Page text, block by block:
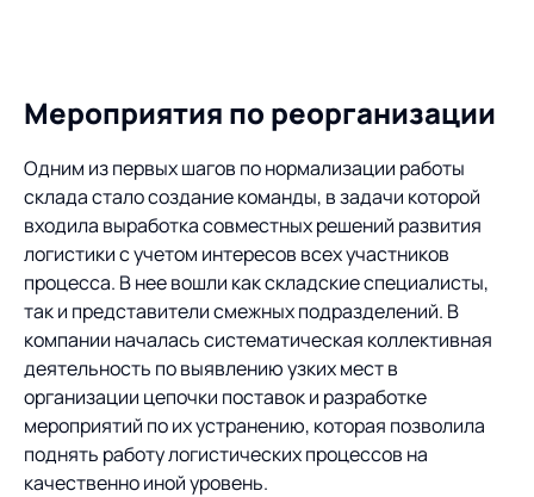
Мероприятия по реорганизации
Одним из первых шагов по нормализации работы
склада стало создание команды, в задачи которой
входила выработка совместных решений развития
логистики с учетом интересов всех участников
процесса. В нее вошли как складские специалисты,
так и представители смежных подразделений. В
компании началась систематическая коллективная
деятельность по выявлению узких мест в
организации цепочки поставок и разработке
мероприятий по их устранению, которая позволила
поднять работу логистических процессов на
качественно иной уровень.